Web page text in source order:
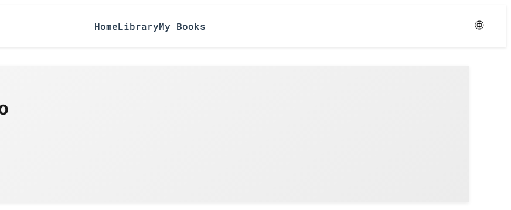
HomeLibraryMy Books 🌐